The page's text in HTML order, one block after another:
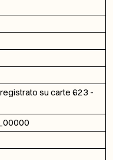
su carte 623 -